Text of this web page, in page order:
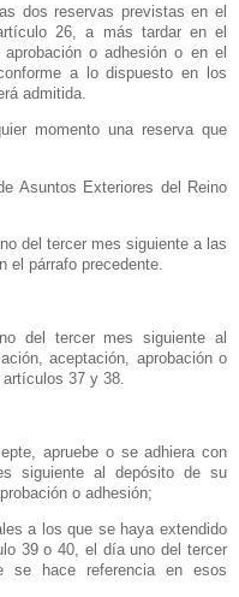
dos reservas previstas en el
26, a más tardar en el
o adhesión o en el
a lo dispuesto en los
admitida.
momento una reserva que
Asuntos Exteriores del Reino
del tercer mes siguiente a las
el párrafo precedente.
del tercer mes siguiente al
aceptación, aprobación o
37 y 38.
apruebe o se adhiera con
siguiente al depósito de su
o adhesión;
a los que se haya extendido
39 o 40, el día uno del tercer
se hace referencia en esos